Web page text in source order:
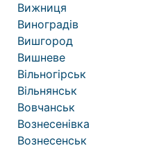
Вижниця
Виноградів
Вишгород
Вишневе
Вільногірськ
Вільнянськ
Вовчанськ
Вознесенівка
Вознесенськ